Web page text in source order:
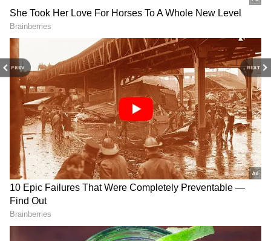
PREV NEXT
Electric Scooter
ஒன்றாக ரூ. 40 ஆயிரம் வரை தள்ளுபடி
பெறலாம். அதாவது இந்த ஆஃபரையும்
சேர்த்தால் இந்த எலக்ட்ரிக் ஸ்கூட்டரை